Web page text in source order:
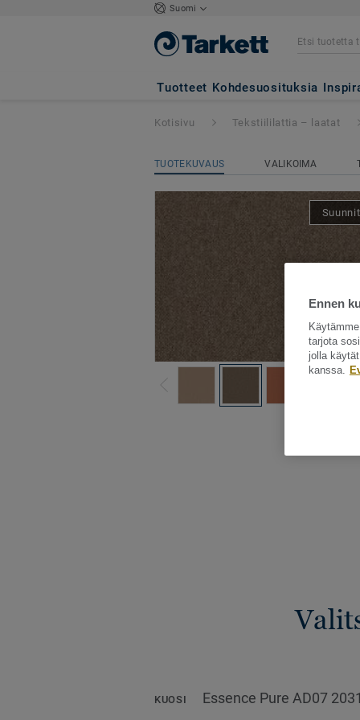
Suomi
Tuotteet Kohdesuosituksia
Essence Pure -
Kotisivu Tekstiililattia – laatat
TUOTEKUVAUS VALIKOIMA
KUOSI Essence Pure AD07 2031
Ennen
tarjota
jolla
kanssa.